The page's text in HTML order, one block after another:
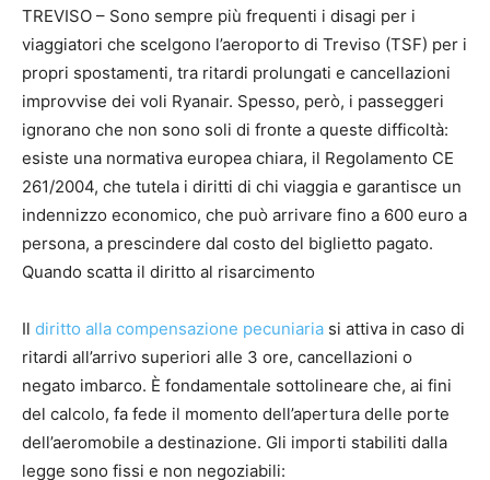
TREVISO – Sono sempre più frequenti i disagi per i
viaggiatori che scelgono l’aeroporto di Treviso (TSF) per i
propri spostamenti, tra ritardi prolungati e cancellazioni
improvvise dei voli Ryanair. Spesso, però, i passeggeri
ignorano che non sono soli di fronte a queste difficoltà:
esiste una normativa europea chiara, il Regolamento CE
261/2004, che tutela i diritti di chi viaggia e garantisce un
indennizzo economico, che può arrivare fino a 600 euro a
persona, a prescindere dal costo del biglietto pagato.
Quando scatta il diritto al risarcimento
Il diritto alla compensazione pecuniaria si attiva in caso di
ritardi all’arrivo superiori alle 3 ore, cancellazioni o
negato imbarco. È fondamentale sottolineare che, ai fini
del calcolo, fa fede il momento dell’apertura delle porte
dell’aeromobile a destinazione. Gli importi stabiliti dalla
legge sono fissi e non negoziabili: